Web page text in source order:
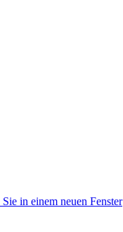
in einem neuen Fenster